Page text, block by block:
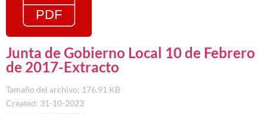
Junta de Gobierno Local 10 de Febrero
de 2017-Extracto
Tamaño del archivo: 176.91 KB
Created: 31-10-2023